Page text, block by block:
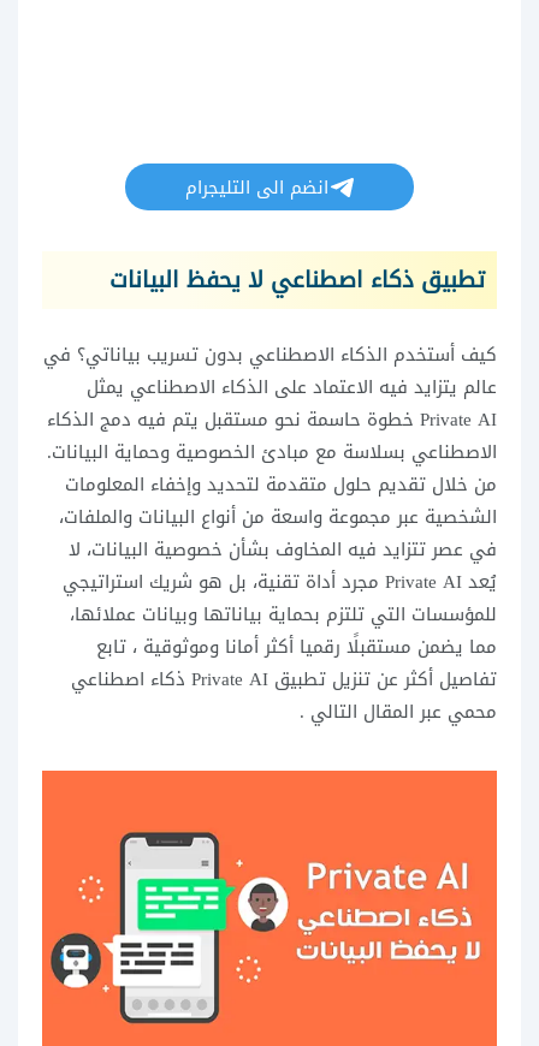
انضم الى التليجرام
تطبيق ذكاء اصطناعي لا يحفظ البيانات
كيف أستخدم الذكاء الاصطناعي بدون تسريب بياناتي؟ في
عالم يتزايد فيه الاعتماد على الذكاء الاصطناعي يمثل
Private AI خطوة حاسمة نحو مستقبل يتم فيه دمج الذكاء
الاصطناعي بسلاسة مع مبادئ الخصوصية وحماية البيانات.
من خلال تقديم حلول متقدمة لتحديد وإخفاء المعلومات
الشخصية عبر مجموعة واسعة من أنواع البيانات والملفات،
في عصر تتزايد فيه المخاوف بشأن خصوصية البيانات، لا
يُعد Private AI مجرد أداة تقنية، بل هو شريك استراتيجي
للمؤسسات التي تلتزم بحماية بياناتها وبيانات عملائها،
مما يضمن مستقبلًا رقميا أكثر أمانا وموثوقية ، تابع
تفاصيل أكثر عن تنزيل تطبيق Private AI ذكاء اصطناعي
محمي عبر المقال التالي .